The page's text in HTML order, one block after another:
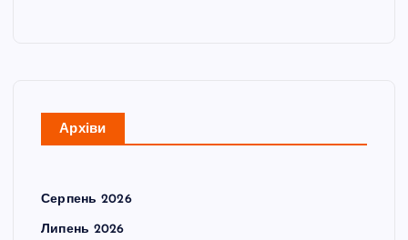
Архіви
Серпень 2026
Липень 2026